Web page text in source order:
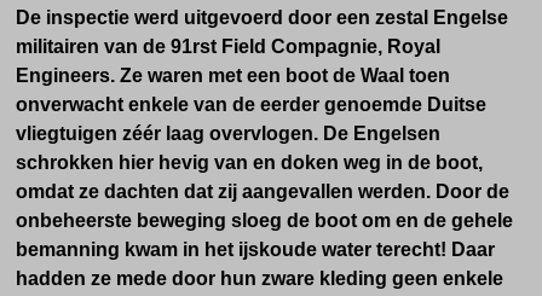
De inspectie werd uitgevoerd door een zestal Engelse
militairen van de 91rst Field Compagnie, Royal
Engineers. Ze waren met een boot de Waal toen
onverwacht enkele van de eerder genoemde Duitse
vliegtuigen zéér laag overvlogen. De Engelsen
schrokken hier hevig van en doken weg in de boot,
omdat ze dachten dat zij aangevallen werden. Door de
onbeheerste beweging sloeg de boot om en de gehele
bemanning kwam in het ijskoude water terecht! Daar
hadden ze mede door hun zware kleding geen enkele